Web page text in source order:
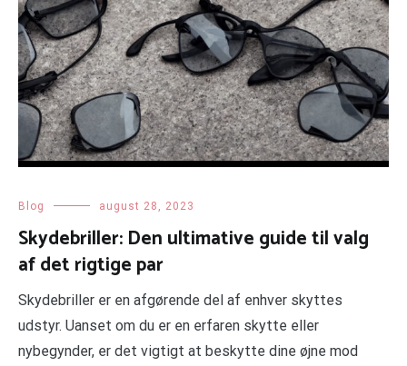
Blog august 28, 2023
Skydebriller: Den ultimative guide til valg
af det rigtige par
Skydebriller er en afgørende del af enhver skyttes
udstyr. Uanset om du er en erfaren skytte eller
nybegynder, er det vigtigt at beskytte dine øjne mod